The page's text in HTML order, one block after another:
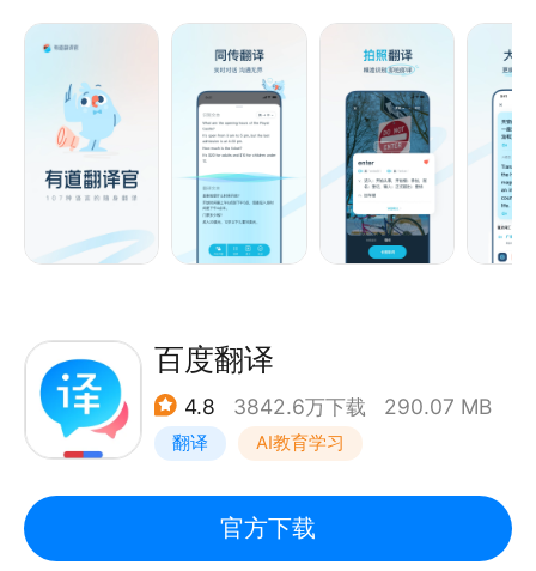
内首个教育领域大模型「子曰」大模型，翻译质量位居
全球前列
· 2023-2025连续3年获评【Quest Mobile行业用户
规模NO.1】
网络翻译引擎技术YNMT，相比传统的机器翻译，翻译
准确率显著提升，翻译更准确。学英语用网易有道词
典，翻译就用有道翻译官。
【翻译功能】
翻译语种：支持英语、日语、韩语、法语、俄语、西班
牙语等107种语言翻译，覆盖186个国家，英语翻译、
出国翻译、旅行翻译、旅游购物都不用担心。
法语、西班牙语、葡萄牙语、越南语等。
AR翻译：实景AR翻译，无需拍照，摄像头扫描即可实
时翻译。
同传翻译：流式语音识别，随说随译。
一拍即译，无需手动输入便可快速翻译英语、日语等多
种语言，满足出国翻译、旅行翻译、旅游购物翻译、英
百度翻译
4.8 3842.6万下载 290.07 MB
翻译 AI教育学习
官方下载